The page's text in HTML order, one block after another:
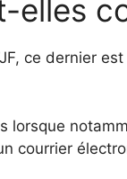
elles
ce dernier
lorsque
courrier